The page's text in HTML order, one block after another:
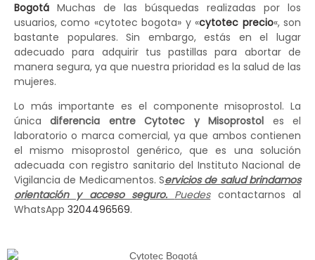
Bogotá Muchas de las búsquedas realizadas por los
usuarios, como «cytotec bogota» y «cytotec precio«, son
bastante populares. Sin embargo, estás en el lugar
adecuado para adquirir tus pastillas para abortar de
manera segura, ya que nuestra prioridad es la salud de las
mujeres.
Lo más importante es el componente misoprostol. La
únicadiferencia entre Cytotec y Misoprostol es el
laboratorio o marca comercial, ya que ambos contienen
el mismo misoprostol genérico, que es una solución
adecuada con registro sanitario del Instituto Nacional de
Vigilancia de Medicamentos. Servicios de salud brindamos
orientación y acceso seguro. Puedescontactarnos al
WhatsApp 3204496569.